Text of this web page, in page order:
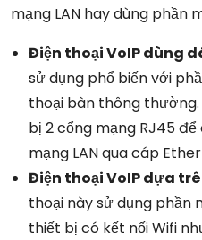
mạng LAN hay dùng phần
Điện thoại VoIP dùng
sử dụng phổ biến với
thoại bàn thông
bị 2 cổng mạng RJ45
mạng LAN qua cáp
Điện thoại VoIP dựa
thoại này sử dụng
thiết bị có kết nối Wifi